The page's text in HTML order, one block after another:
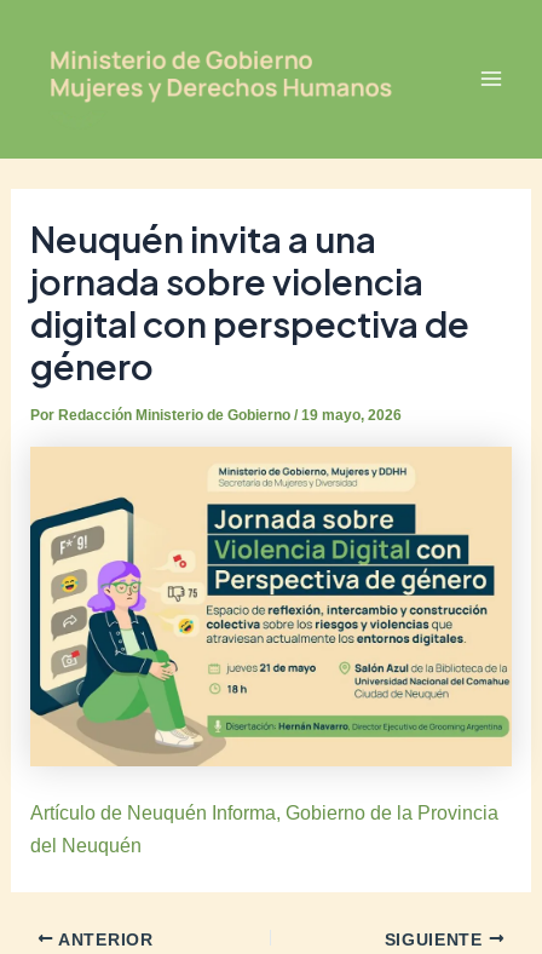
contenido
Neuquén invita a una
jornada sobre violencia
digital con perspectiva de
género
Por Redacción Ministerio de Gobierno/19 mayo, 2026
Artículo de Neuquén Informa, Gobierno de la Provincia
del Neuquén
navigation
ANTERIOR SIGUIENTE